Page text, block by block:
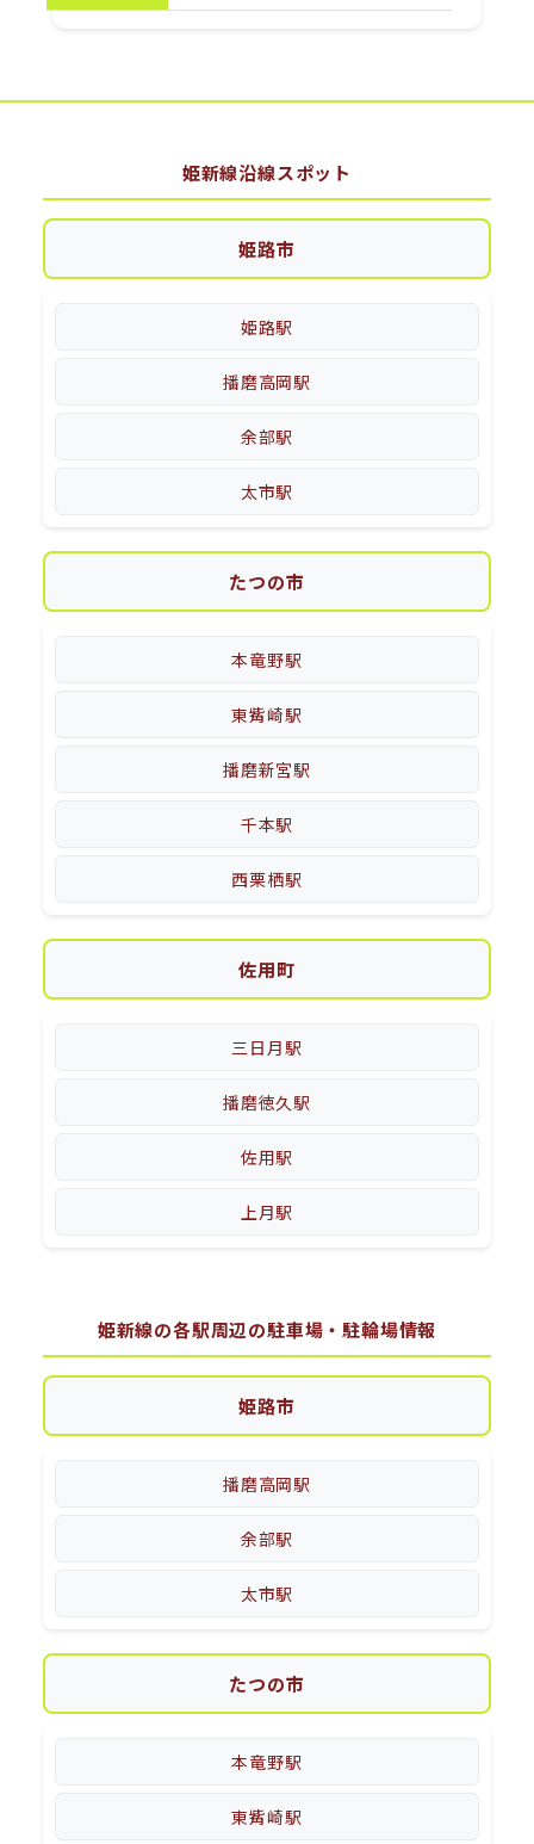
姫新線沿線スポット
姫路市
姫路駅
播磨高岡駅
余部駅
太市駅
たつの市
本竜野駅
東觜崎駅
播磨新宮駅
千本駅
西栗栖駅
佐用町
三日月駅
播磨徳久駅
佐用駅
上月駅
姫新線の各駅周辺の駐車場・駐輪場情報
姫路市
播磨高岡駅
余部駅
太市駅
たつの市
本竜野駅
東觜崎駅